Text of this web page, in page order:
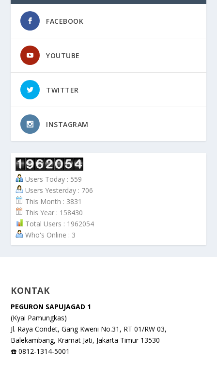
FACEBOOK
YOUTUBE
TWITTER
INSTAGRAM
Users Today : 559
Users Yesterday : 706
This Month : 3831
This Year : 158430
Total Users : 1962054
Who's Online : 3
KONTAK
PEGURON SAPUJAGAD 1
(Kyai Pamungkas)
Jl. Raya Condet, Gang Kweni No.31, RT 01/RW 03,
Balekambang, Kramat Jati, Jakarta Timur 13530
☎️ 0812-1314-5001